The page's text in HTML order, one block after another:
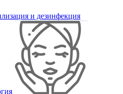
и дезинфекция